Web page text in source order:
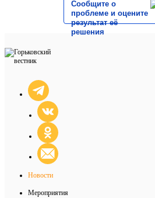
Сообщите о
проблеме и оцените
результат её
решения
Новости
Мероприятия